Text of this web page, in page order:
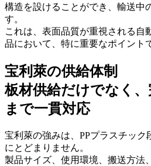
構造を設けることができ、輸送中
す。
これは、表面品質が重視される自
品において、特に重要なポイント
宝利萊の供給体制
板材供給だけでなく
まで一貫対応
宝利萊の強みは、PPプラスチック
にとどまりません。
製品サイズ、使用環境、搬送方法